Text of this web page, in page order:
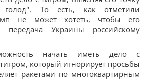
То есть, как отметили
не может хотеть, чтобы его
передача Украины российскому
начать иметь дело с
который игнорирует просьбы
ракетами по многоквартирным